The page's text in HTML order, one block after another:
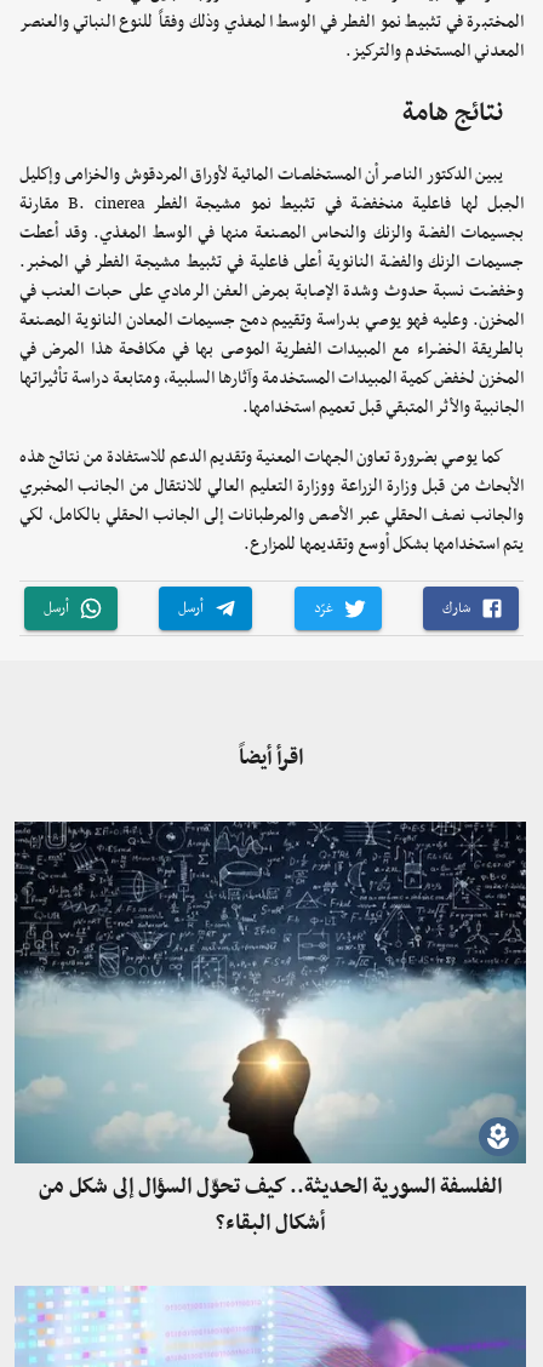
المختبرة في تثبيط نمو الفطر في الوسط المغذي وذلك وفقاً للنوع النباتي والعنصر
المعدني المستخدم والتركيز.
نتائج هامة
يبين الدكتور الناصر أن المستخلصات المائية لأوراق المردقوش والخزامى وإكليل
الجبل لها فاعلية منخفضة في تثبيط نمو مشيجة الفطر B. cinerea مقارنة
بجسيمات الفضة والزنك والنحاس المصنعة منها في الوسط المغذي. وقد أعطت
جسيمات الزنك والفضة النانوية أعلى فاعلية في تثبيط مشيجة الفطر في المخبر.
وخفضت نسبة حدوث وشدة الإصابة بمرض العفن الرمادي على حبات العنب في
المخزن. وعليه فهو يوصي بدراسة وتقييم دمج جسيمات المعادن النانوية المصنعة
بالطريقة الخضراء مع المبيدات الفطرية الموصى بها في مكافحة هذا المرض في
المخزن لخفض كمية المبيدات المستخدمة وآثارها السلبية، ومتابعة دراسة تأثيراتها
الجانبية والأثر المتبقي قبل تعميم استخدامها.
كما يوصي بضرورة تعاون الجهات المعنية وتقديم الدعم للاستفادة من نتائج هذه
الأبحاث من قبل وزارة الزراعة ووزارة التعليم العالي للانتقال من الجانب المخبري
والجانب نصف الحقلي عبر الأصص والمرطبانات إلى الجانب الحقلي بالكامل، لكي
يتم استخدامها بشكل أوسع وتقديمها للمزارع.
شارك غرّد أرسل أرسل
اقرأ أيضاً
الفلسفة السورية الحديثة.. كيف تحوّل السؤال إلى شكل من
أشكال البقاء؟